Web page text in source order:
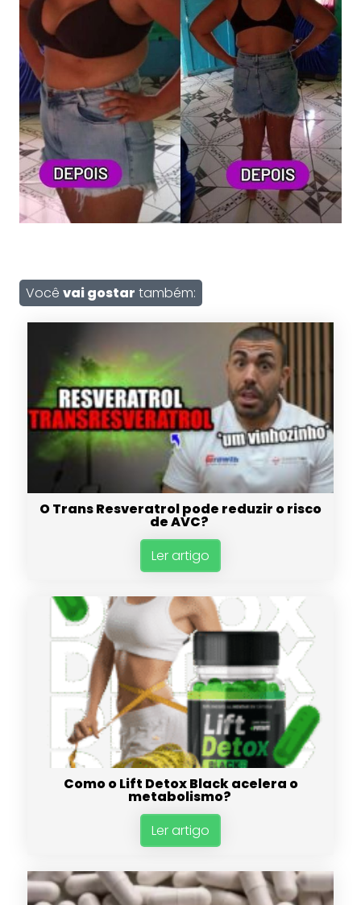
Você vai gostar também:
O Trans Resveratrol pode reduzir o risco
de AVC?
Ler artigo
Como o Lift Detox Black acelera o
metabolismo?
Ler artigo